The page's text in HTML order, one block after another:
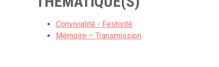
Convivialité - Festivité
Mémoire – Transmission